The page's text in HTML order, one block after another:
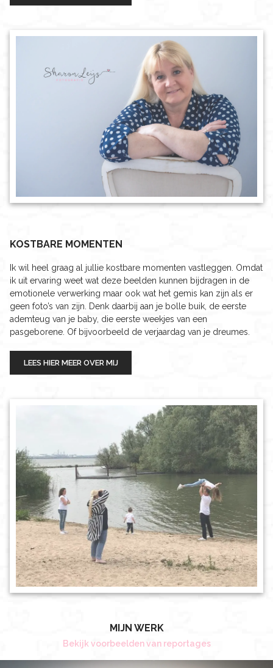
KOSTBARE MOMENTEN
Ik wil heel graag al jullie kostbare momenten vastleggen. Omdat
ik uit ervaring weet wat deze beelden kunnen bijdragen in de
emotionele verwerking maar ook wat het gemis kan zijn als er
geen foto’s van zijn. Denk daarbij aan je bolle buik, de eerste
ademteug van je baby, die eerste weekjes van een
pasgeborene. Of bijvoorbeeld de verjaardag van je dreumes.
LEES HIER MEER OVER MIJ
MIJN WERK
Bekijk voorbeelden van reportages